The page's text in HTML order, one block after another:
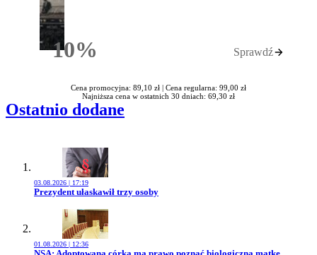
10%Rabatu Sprawdź
Cena promocyjna: 89,10 zł | Cena regularna: 99,00 zł
Najniższa cena w ostatnich 30 dniach: 69,30 zł
Ostatnio dodane
03.08.2026 | 17:19
Przejdź do artykułu:
Prezydent ułaskawił trzy osoby
01.08.2026 | 12:36
Przejdź do artykułu: